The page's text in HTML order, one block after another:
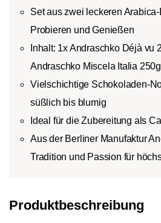
Set aus zwei leckeren
Probieren und Genießen
Inhalt: 1x Andraschko Déjà vu
Andraschko Miscela Italia 250g
Vielschichtige Schokoladen-
süßlich bis blumig
Ideal für die Zubereitung als
Aus der Berliner Manufaktur
Tradition und Passion für
Produktbeschreibung